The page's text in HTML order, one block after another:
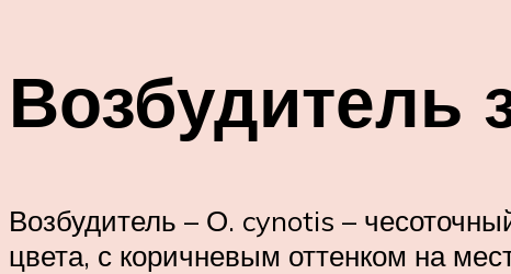
Возбудитель
Возбудитель – О. cynotis –
цвета, с коричневым оттенком на